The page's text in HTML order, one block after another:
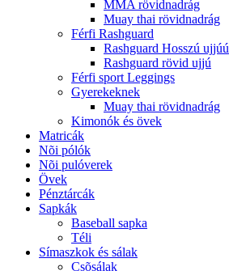
MMA rövidnadrág
Muay thai rövidnadrág
Férfi Rashguard
Rashguard Hosszú ujjúú
Rashguard rövid ujjú
Férfi sport Leggings
Gyerekeknek
Muay thai rövidnadrág
Kimonók és övek
Matricák
Nõi pólók
Nõi pulóverek
Övek
Pénztárcák
Sapkák
Baseball sapka
Téli
Símaszkok és sálak
Csõsálak